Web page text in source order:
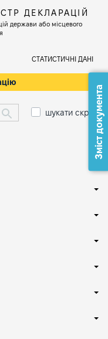
ДЕКЛАРАЦІЙ
держави або місцевого
СТАТИСТИЧНІ ДАНІ
шукати скрізьЗміст документа